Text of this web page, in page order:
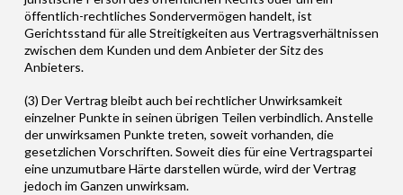
öffentlich-rechtliches Sondervermögen handelt, ist
Gerichtsstand für alle Streitigkeiten aus Vertragsverhältnissen
zwischen dem Kunden und dem Anbieter der Sitz des
Anbieters.
(3) Der Vertrag bleibt auch bei rechtlicher Unwirksamkeit
einzelner Punkte in seinen übrigen Teilen verbindlich. Anstelle
der unwirksamen Punkte treten, soweit vorhanden, die
gesetzlichen Vorschriften. Soweit dies für eine Vertragspartei
eine unzumutbare Härte darstellen würde, wird der Vertrag
jedoch im Ganzen unwirksam.